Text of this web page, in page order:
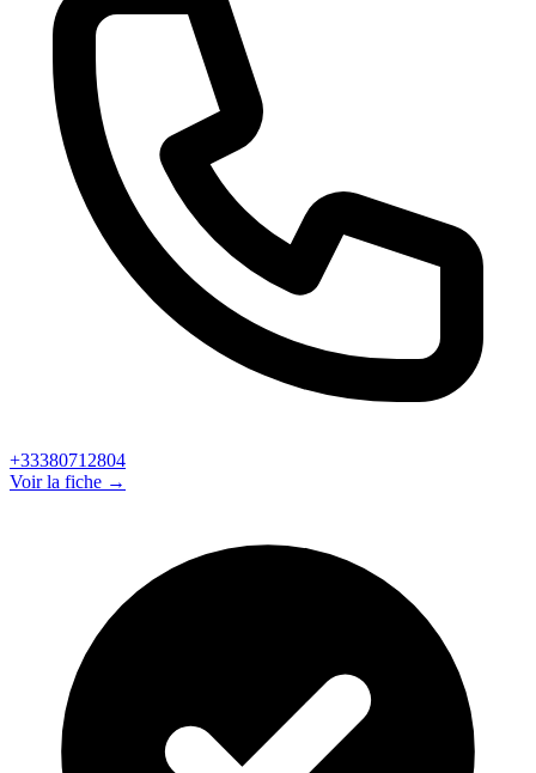
+33380712804
Voir la fiche →